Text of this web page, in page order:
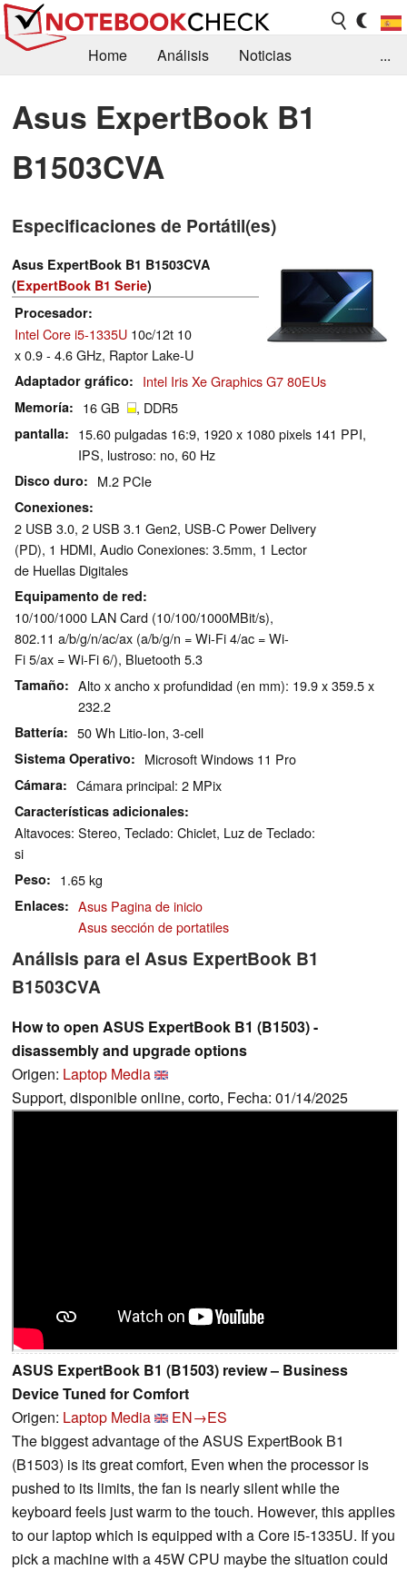
Home Análisis
Noticias
Orientación para la Compra
Busca
Contacto
...
Asus ExpertBook B1
B1503CVA
Especificaciones de Portátil(es)
Asus ExpertBook B1 B1503CVA
(ExpertBook B1 Serie)
Procesador
Intel Core i5-1335U 10c/12t 10
x 0.9 - 4.6 GHz, Raptor Lake-U
Adaptador gráfico Intel Iris Xe Graphics G7 80EUs
Memoría 16 GB , DDR5
pantalla
15.60 pulgadas 16:9, 1920 x 1080 pixels 141 PPI,
IPS, lustroso: no, 60 Hz
Disco duro M.2 PCIe
Conexiones
2 USB 3.0, 2 USB 3.1 Gen2, USB-C Power Delivery
(PD), 1 HDMI, Audio Conexiones: 3.5mm, 1 Lector
de Huellas Digitales
Equipamento de red
10/100/1000 LAN Card (10/100/1000MBit/s),
802.11 a/b/g/n/ac/ax (a/b/g/n = Wi-Fi 4/ac = Wi-
Fi 5/ax = Wi-Fi 6/), Bluetooth 5.3
Tamaño
Alto x ancho x profundidad (en mm): 19.9 x 359.5 x
232.2
Battería 50 Wh Litio-Ion, 3-cell
Sistema Operativo Microsoft Windows 11 Pro
Cámara Cámara principal: 2 MPix
Características adicionales
Altavoces: Stereo, Teclado: Chiclet, Luz de Teclado:
si
Peso 1.65 kg
Enlaces
Asus Pagina de inicio
Asus sección de portatiles
Análisis para el Asus ExpertBook B1
B1503CVA
How to open ASUS ExpertBook B1 (B1503) -
disassembly and upgrade options
Origen: Laptop Media
Support, disponible online, corto, Fecha: 01/14/2025
ASUS ExpertBook B1 (B1503) review – Business
Device Tuned for Comfort
Origen: Laptop Media
EN→ES
The biggest advantage of the ASUS ExpertBook B1
(B1503) is its great comfort, Even when the processor is
pushed to its limits, the fan is nearly silent while the
keyboard feels just warm to the touch. However, this applies
to our laptop which is equipped with a Core i5-1335U. If you
pick a machine with a 45W CPU maybe the situation could